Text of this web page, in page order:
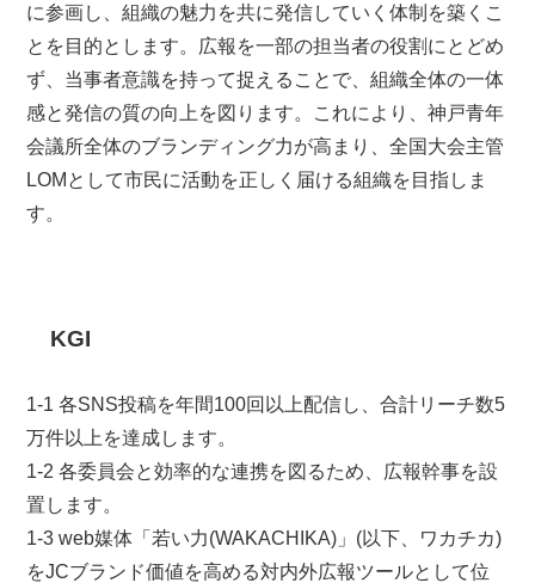
に参画し、組織の魅力を共に発信していく体制を築くこ
とを目的とします。広報を一部の担当者の役割にとどめ
ず、当事者意識を持って捉えることで、組織全体の一体
感と発信の質の向上を図ります。これにより、神戸青年
会議所全体のブランディング力が高まり、全国大会主管
LOMとして市民に活動を正しく届ける組織を目指しま
す。
KGI
1-1 各SNS投稿を年間100回以上配信し、合計リーチ数5
万件以上を達成します。
1-2 各委員会と効率的な連携を図るため、広報幹事を設
置します。
1-3 web媒体「若い力(WAKACHIKA)」(以下、ワカチカ)
をJCブランド価値を高める対内外広報ツールとして位